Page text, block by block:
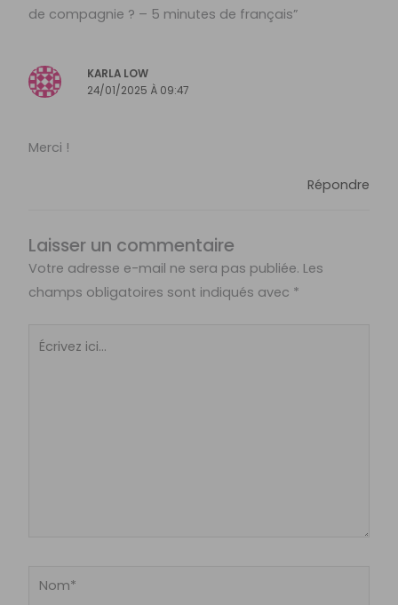
de compagnie ? – 5 minutes de français”
KARLA LOW
24/01/2025 À 09:47
Merci !
Répondre
Laisser un commentaire
Votre adresse e-mail ne sera pas publiée. Les
champs obligatoires sont indiqués avec *
Écrivez